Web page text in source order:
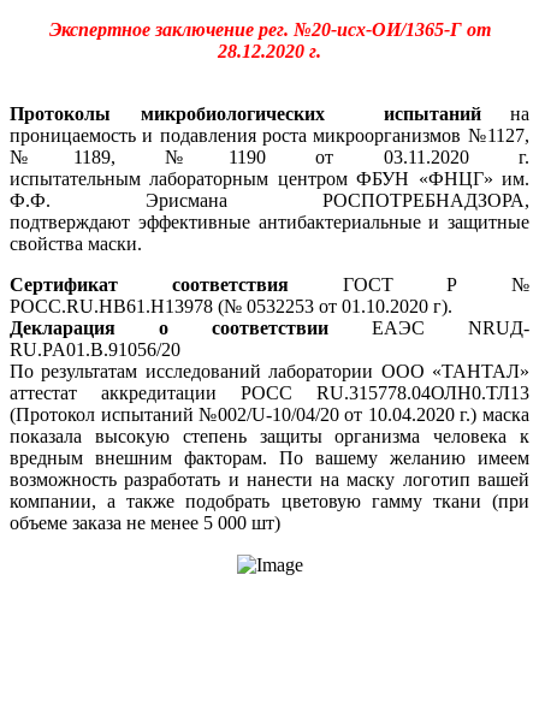
Экспертное заключение рег. №20-исх-ОИ/1365-Г от
28.12.2020 г.
Протоколы микробиологических испытаний на
проницаемость и подавления роста микроорганизмов №1127,
№1189, №1190 от 03.11.2020 г.
испытательным лабораторным центром ФБУН «ФНЦГ» им.
Ф.Ф. Эрисмана РОСПОТРЕБНАДЗОРА,
подтверждают эффективные антибактериальные и защитные
свойства маски.
Сертификат соответствияГОСТ Р №
РОСС.RU.HB61.H13978 (№ 0532253 от 01.10.2020 г).
Декларация о соответствии ЕАЭС NRUД-
RU.PA01.В.91056/20
По результатам исследований лаборатории ООО «ТАНТАЛ»
аттестат аккредитации РОСС RU.315778.04ОЛН0.ТЛ13
(Протокол испытаний №002/U-10/04/20 от 10.04.2020 г.) маска
показала высокую степень защиты организма человека к
вредным внешним факторам. По вашему желанию имеем
возможность разработать и нанести на маску логотип вашей
компании, а также подобрать цветовую гамму ткани (при
объеме заказа не менее 5 000 шт)